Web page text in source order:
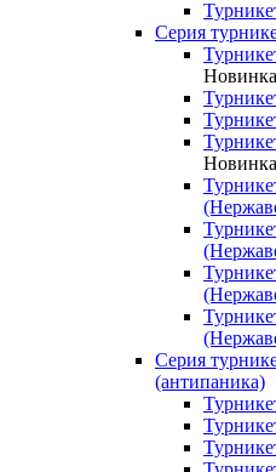
Серия
Серия
(антипаника)